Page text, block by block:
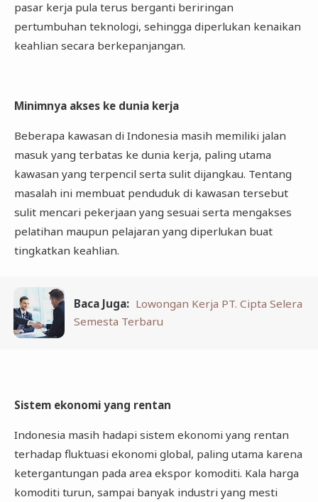
pasar kerja pula terus berganti beriringan
pertumbuhan teknologi, sehingga diperlukan kenaikan
keahlian secara berkepanjangan.
Minimnya akses ke dunia kerja
Beberapa kawasan di Indonesia masih memiliki jalan
masuk yang terbatas ke dunia kerja, paling utama
kawasan yang terpencil serta sulit dijangkau. Tentang
masalah ini membuat penduduk di kawasan tersebut
sulit mencari pekerjaan yang sesuai serta mengakses
pelatihan maupun pelajaran yang diperlukan buat
tingkatkan keahlian.
Baca Juga: Lowongan Kerja PT. Cipta Selera
Semesta Terbaru
Sistem ekonomi yang rentan
Indonesia masih hadapi sistem ekonomi yang rentan
terhadap fluktuasi ekonomi global, paling utama karena
ketergantungan pada area ekspor komoditi. Kala harga
komoditi turun, sampai banyak industri yang mesti